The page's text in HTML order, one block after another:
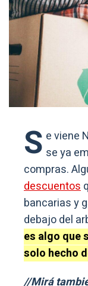
S e viene
se ya
compras.
descuentos
bancarias y
debajo del
es algo que
solo hecho
//Mirá